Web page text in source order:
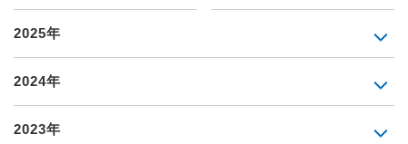
2025年
2024年
2023年